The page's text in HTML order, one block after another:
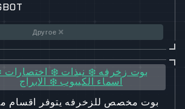
Другое
بوت زخرفه ❄️ نبذات ❄️ اختصارات
اسماء الكيبوب ❄️ الابراج
بوت مخصص للزخرفه يتوفر اقسام